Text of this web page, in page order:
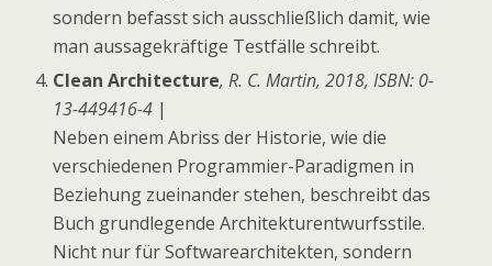
sondern befasst sich ausschließlich damit, wie
man aussagekräftige Testfälle schreibt.
Clean Architecture, R. C. Martin, 2018, ISBN: 0-
13-449416-4 |
Neben einem Abriss der Historie, wie die
verschiedenen Programmier-Paradigmen in
Beziehung zueinander stehen, beschreibt das
Buch grundlegende Architekturentwurfsstile.
Nicht nur für Softwarearchitekten, sondern